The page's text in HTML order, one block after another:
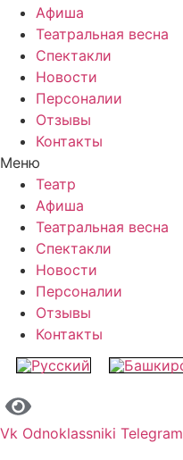
Афиша
Театральная весна
Спектакли
Новости
Персоналии
Отзывы
Контакты
Меню
Театр
Афиша
Театральная весна
Спектакли
Новости
Персоналии
Отзывы
Контакты
Vk Odnoklassniki Telegram